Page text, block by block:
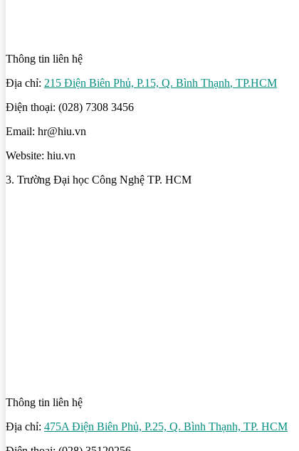
Thông tin liên hệ
Địa chỉ: 215 Điện Biên Phủ, P.15, Q. Bình Thạnh, TP.HCM
Điện thoại: (028) 7308 3456
Email: hr@hiu.vn
Website: hiu.vn
3. Trường Đại học Công Nghệ TP. HCM
Thông tin liên hệ
Địa chỉ: 475A Điện Biên Phủ, P.25, Q. Bình Thạnh, TP. HCM